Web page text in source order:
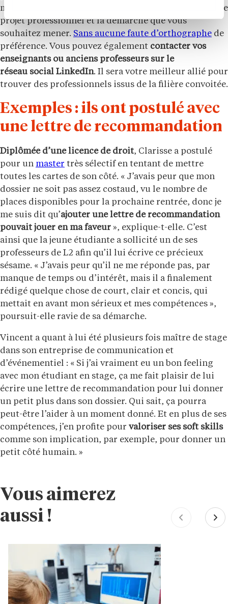
mail. Soignez votre texte et expliquez clairement votre
projet professionnel et la démarche que vous
souhaitez mener. Sans aucune faute d’orthographe de
préférence. Vous pouvez également contacter vos
enseignants ou anciens professeurs sur le
réseau social LinkedIn. Il sera votre meilleur allié pour
trouver des professionnels issus de la filière convoitée.
Exemples : ils ont postulé avec
une lettre de recommandation
Diplômée d’une licence de droit, Clarisse a postulé
pour un master très sélectif en tentant de mettre
toutes les cartes de son côté. « J’avais peur que mon
dossier ne soit pas assez costaud, vu le nombre de
places disponibles pour la prochaine rentrée, donc je
me suis dit qu’ajouter une lettre de recommandation
pouvait jouer en ma faveur », explique-t-elle. C’est
ainsi que la jeune étudiante a sollicité un de ses
professeurs de L2 afin qu’il lui écrive ce précieux
sésame. « J’avais peur qu’il ne me réponde pas, par
manque de temps ou d’intérêt, mais il a finalement
rédigé quelque chose de court, clair et concis, qui
mettait en avant mon sérieux et mes compétences »,
poursuit-elle ravie de sa démarche.
Vincent a quant à lui été plusieurs fois maître de stage
dans son entreprise de communication et
d’événementiel : « Si j’ai vraiment eu un bon feeling
avec mon étudiant en stage, ça me fait plaisir de lui
écrire une lettre de recommandation pour lui donner
un petit plus dans son dossier. Qui sait, ça pourra
peut-être l’aider à un moment donné. Et en plus de ses
compétences, j’en profite pour valoriser ses soft skills
comme son implication, par exemple, pour donner un
petit côté humain. »
Vous aimerez
aussi !